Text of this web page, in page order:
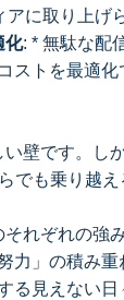
アに取り上げ
化: * 無駄な配
ストを最適化
壁です。し
でも乗り越え
れぞれの強
力」の積み
る見えない日